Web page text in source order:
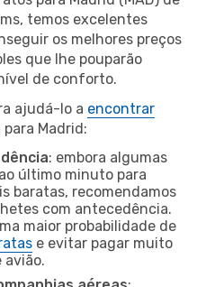
temos excelentes
os melhores preços
que lhe pouparão
de conforto.
ajudá-lo a encontrar
para Madrid:
: embora algumas
último minuto para
baratas, recomendamos
com antecedência.
maior probabilidade de
e evitar pagar muito
avião.